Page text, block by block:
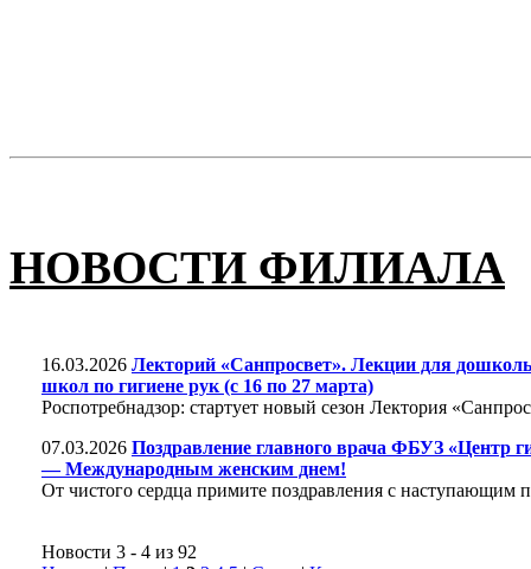
НОВОСТИ ФИЛИАЛА
16.03.2026 Лекторий «Санпросвет». Лекции для
школ по гигиене рук (с 16 по 27 марта)
Роспотребнадзор: стартует новый сезон Лектория
07.03.2026 Поздравление главного врача ФБУЗ «Центр
— Международным женским днем!
От чистого сердца примите поздравления с
Новости 3 - 4 из 92